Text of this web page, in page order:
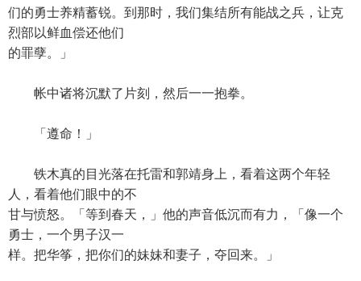
们的勇士养精蓄锐。到那时，我们集结所有能战之兵，让克
烈部以鲜血偿还他们
的罪孽。」
帐中诸将沉默了片刻，然后一一抱拳。
「遵命！」
铁木真的目光落在托雷和郭靖身上，看着这两个年轻
人，看着他们眼中的不
甘与愤怒。「等到春天，」他的声音低沉而有力，「像一个
勇士，一个男子汉一
样。把华筝，把你们的妹妹和妻子，夺回来。」